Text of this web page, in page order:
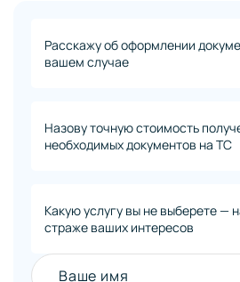
Расскажу об оформлении
вашем случае
Назову точную стоимость
необходимых документов на ТС
Какую услугу вы не выберете —
страже ваших интересов
Ваше имя